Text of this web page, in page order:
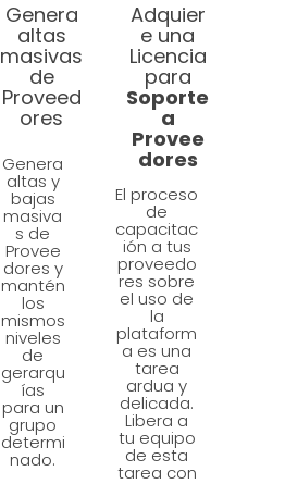
Genera
altas
masivas
de
Proveed
ores
Genera
altas y
bajas
masiva
s de
Provee
dores y
mantén
los
mismos
niveles
de
gerarqu
ías
para un
grupo
determi
nado.
Adquier
e una
Licencia
para
Soporte
a
Provee
dores
El proceso
de
capacitac
ión a tus
proveedo
res sobre
el uso de
la
plataform
a es una
tarea
ardua y
delicada.
Libera a
tu equipo
de esta
tarea con